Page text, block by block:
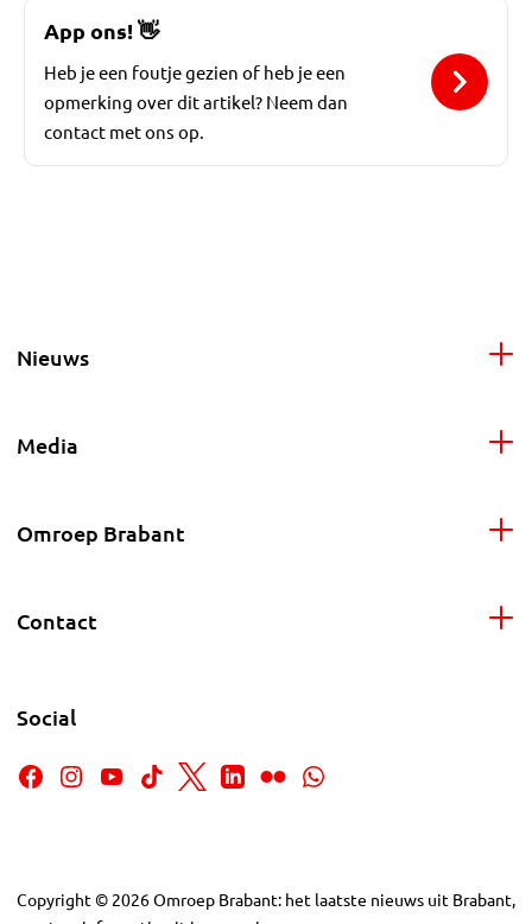
App ons!👋
Heb je een foutje gezien of heb je een
opmerking over dit artikel? Neem dan
contact met ons op.
Nieuws
Media
Omroep Brabant
Contact
Social
Copyright © 2026Omroep Brabant: het laatste nieuws uit Brabant,